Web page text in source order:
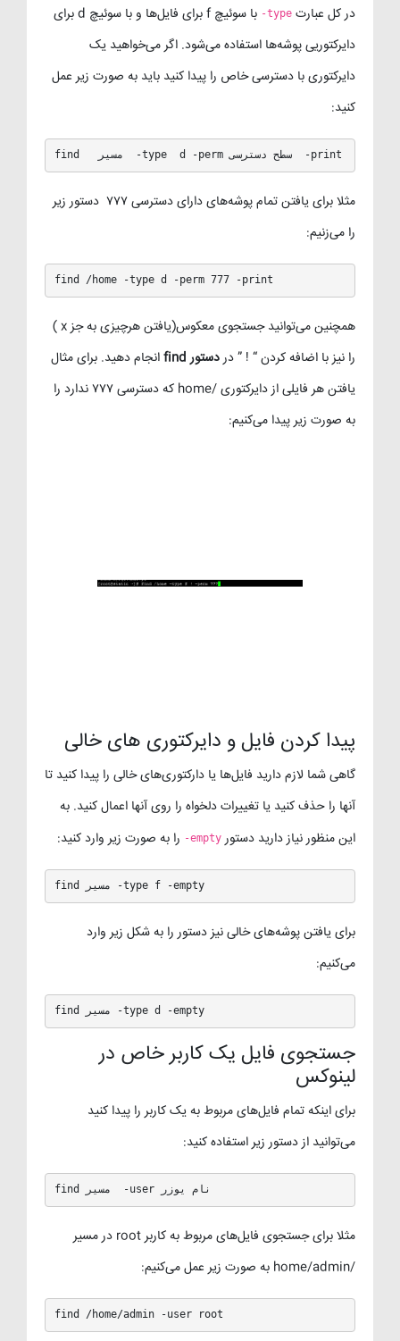
در کل عبارت -type
با سوئیچ f برای فایل‌ها و با سوئیچ d برای
دایرکتوریی پوشه‌ها استفاده می‌شود. اگر می‌خواهید یک
دایرکتوری با دسترسی خاص را پیدا کنید باید به صورت زیر عمل
کنید:
find   مسیر  -type  d -perm سطح دسترسی  -print
مثلا برای یافتن تمام پوشه‌های دارای دسترسی ۷۷۷ دستور زیر
را می‌زنیم:
find /home -type d -perm 777 -print
همچنین می‌توانید جستجوی معکوس(یافتن هرچیزی به جز x )
را نیز با اضافه کردن “ ! ” دردستور find
انجام دهید. برای مثال
یافتن هر فایلی از دایرکتوری /home که دسترسی ۷۷۷ ندارد را
به صورت زیر پیدا می‌کنیم:
پیدا کردن فایل و دایرکتوری های خالی
گاهی شما لازم دارید فایل‌ها یا دارکتوری‌های خالی را پیدا کنید تا
آنها را حذف کنید یا تغییرات دلخواه را روی آنها اعمال کنید. به
این منظور نیاز دارید دستور -empty را به صورت زیر وارد کنید:
find مسیر -type f -empty
برای یافتن پوشه‌های خالی نیز دستور را به شکل زیر وارد
می‌کنیم:
find مسیر -type d -empty
جستجوی فایل یک کاربر خاص در
لینوکس
برای اینکه تمام فایل‌های مربوط به یک کاربر را پیدا کنید
می‌توانید از دستور زیر استفاده کنید:
find مسیر  -user نام یوزر
مثلا برای جستجوی فایل‌های مربوط به کاربر root در مسیر
/home/admin به صورت زیر عمل می‌کنیم:
find /home/admin -user root